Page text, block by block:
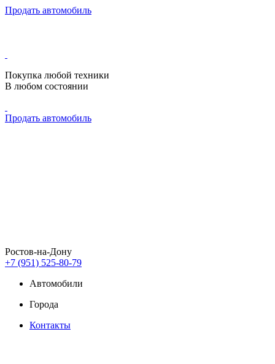
Продать автомобиль
Покупка любой техники
В любом состоянии
Продать автомобиль
Ростов-на-Дону
+7 (951) 525-80-79
Автомобили
Города
Контакты